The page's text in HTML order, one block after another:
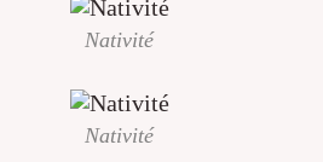
Nativité
Nativité